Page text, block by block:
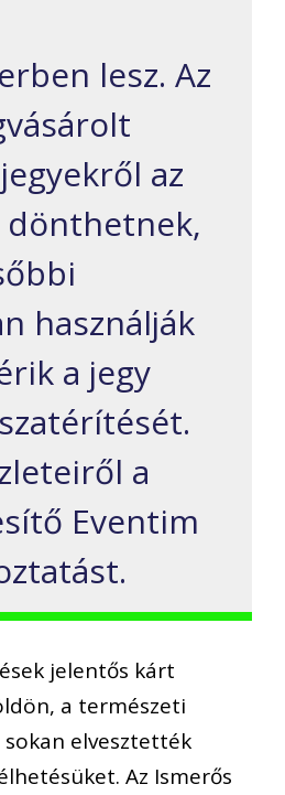
lesz. Az
az
használják
a jegy
a
Eventim
jelentős kárt
a természeti
elvesztették
Az Ismerős